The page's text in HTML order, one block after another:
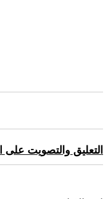
التعليق والتصويت